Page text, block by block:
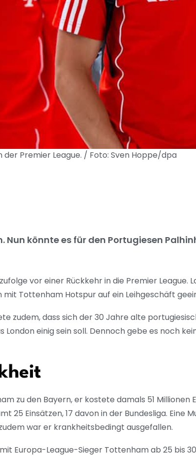
Premier League. / Foto: Sven Hoppe/dpa
Nun könnte es für den Portugiesen
vor einer Rückkehr in die Premier League.
Tottenham Hotspur auf ein Leihgeschäft
zudem, dass sich der 30 Jahre alte
einig sein soll. Dennoch gebe es noch
zu den Bayern, er kostete damals 51 Millionen
25 Einsätzen, 17 davon in der Bundesliga. Eine
war er krankheitsbedingt ausgefallen.
Europa-League-Sieger Tottenham ab 25 bis